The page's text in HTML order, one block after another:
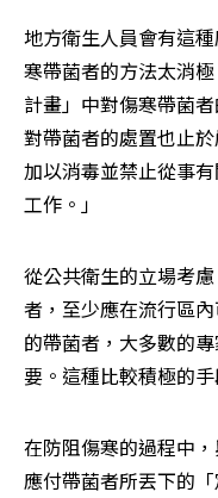
地方衛生人員會有這
寒帶菌者的方法太消
計畫」中對傷寒帶菌
對帶菌者的處置也止
加以消毒並禁止從事
工作。」
從公共衛生的立場考
者，至少應在流行區
的帶菌者，大多數的
要。這種比較積極的
在防阻傷寒的過程中
應付帶菌者所丟下的